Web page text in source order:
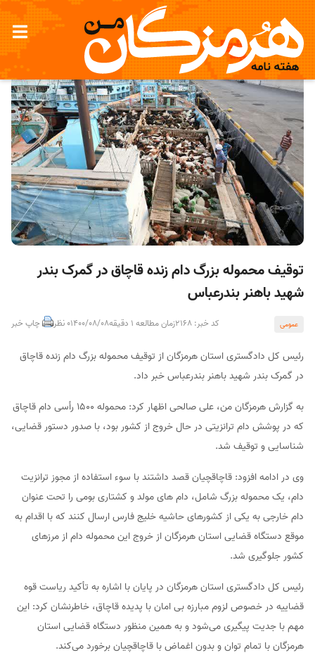
توقیف محموله بزرگ دام زنده قاچاق در گمرک بندر
شهید باهنر بندرعباس
عمومی کد خبر: 2168 زمان مطالعه 1 دقیقه 1400/08/080 نظر چاپ خبر
رئیس کل دادگستری استان هرمزگان از توقیف محموله بزرگ دام زنده قاچاق
در گمرک بندر شهید باهنر بندرعباس خبر داد.
به گزارش هرمزگان من، علی صالحی اظهار کرد: محموله ۱۵۰۰ رأسی دام قاچاق
که در پوشش دام ترانزیتی در حال خروج از کشور بود، با صدور دستور قضایی،
شناسایی و توقیف شد.
وی در ادامه افزود: قاچاقچیان قصد داشتند با سوء استفاده از مجوز ترانزیت
دام، یک محموله بزرگ شامل، دام های مولد و کشتاری بومی را تحت عنوان
دام خارجی به یکی از کشورهای حاشیه خلیج فارس ارسال کنند که با اقدام به
موقع دستگاه قضایی استان هرمزگان از خروج این محموله دام از مرزهای
کشور جلوگیری شد.
رئیس کل دادگستری استان هرمزگان در پایان با اشاره به تأکید ریاست قوه
قضاییه در خصوص لزوم مبارزه بی امان با پدیده قاچاق، خاطرنشان کرد: این
مهم با جدیت پیگیری می‌شود و به همین منظور دستگاه قضایی استان
هرمزگان با تمام توان و بدون اغماض با قاچاقچیان برخورد می‌کند.